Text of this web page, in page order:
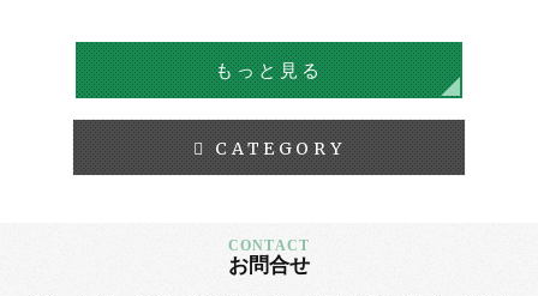
もっと見る
CATEGORY
お問合せ